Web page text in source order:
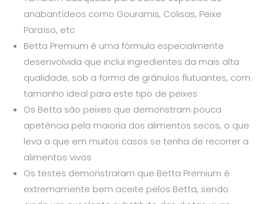
anabantídeos como Gouramis, Colisas, Peixe
Paraíso, etc
Betta Premium é uma fórmula especialmente
desenvolvida que inclui ingredientes da mais alta
qualidade, sob a forma de grânulos flutuantes, com
tamanho ideal para este tipo de peixes
Os Betta são peixes que demonstram pouca
apetência pela maioria dos alimentos secos, o que
leva a que em muitos casos se tenha de recorrer a
alimentos vivos
Os testes demonstraram que Betta Premium é
extremamente bem aceite pelos Betta, sendo